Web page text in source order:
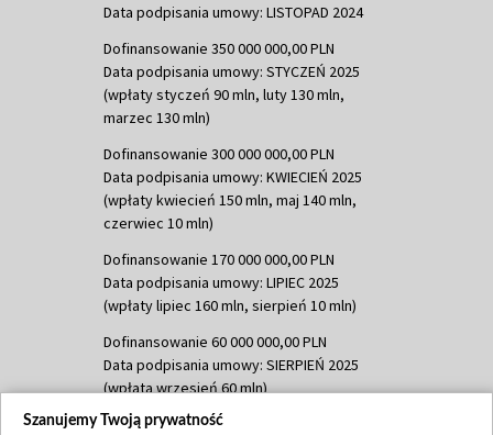
Data podpisania umowy: LISTOPAD 2024
Dofinansowanie 350 000 000,00 PLN
Data podpisania umowy: STYCZEŃ 2025
(wpłaty styczeń 90 mln, luty 130 mln,
marzec 130 mln)
Dofinansowanie 300 000 000,00 PLN
Data podpisania umowy: KWIECIEŃ 2025
(wpłaty kwiecień 150 mln, maj 140 mln,
czerwiec 10 mln)
Dofinansowanie 170 000 000,00 PLN
Data podpisania umowy: LIPIEC 2025
(wpłaty lipiec 160 mln, sierpień 10 mln)
Dofinansowanie 60 000 000,00 PLN
Data podpisania umowy: SIERPIEŃ 2025
(wpłata wrzesień 60 mln)
Dofinansowanie 635 783 051,21 PLN
Szanujemy Twoją prywatność